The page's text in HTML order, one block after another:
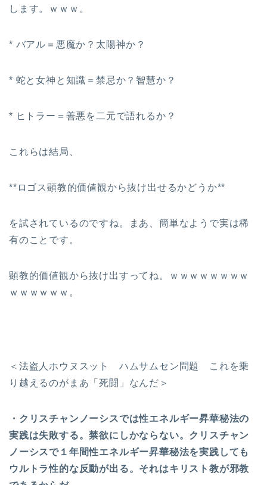
します。ｗｗｗ。
* バアル＝悪魔か？太陽神か？
* 蛇と女神と知識＝禁忌か？智慧か？
* ヒトラー＝善悪を二元で語れるか？
これらは結局、
**ロゴス顕教的価値観から抜け出せるかどうか**
を試されているのですね。まあ、簡単なようで実は稀
有のことです。
顕教的価値観から抜け出すってね。ｗｗｗｗｗｗｗｗ
ｗｗｗｗｗｗ。
＜法盗人ホウヌスット ハムサムセン問題 これを乗
り越えるのがまあ「死闘」なんだ＞
・クリスチャンノーシスでは性エネルギー昇華秘法の
実践は失敗する。禁欲にしかならない。クリスチャン
ノーシスで１年間性エネルギー昇華秘法を実践しても
ウルトラ性的な反動が出る。それはキリスト教が邪教